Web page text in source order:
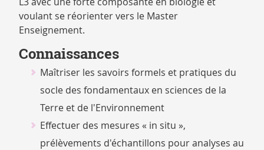
voulant se réorienter vers le Master
Enseignement.
Connaissances
Maîtriser les savoirs formels et pratiques du
socle des fondamentaux en sciences de la
Terre et de l'Environnement
Effectuer des mesures « in situ »,
prélèvements d'échantillons pour analyses au